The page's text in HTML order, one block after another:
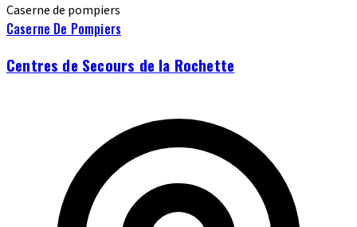
Caserne de pompiers
Caserne De Pompiers
Centres de Secours de la Rochette